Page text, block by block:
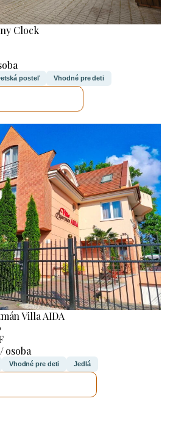
Clock
posteľ Vhodné pre deti
Villa AIDA
osoba
Vhodné pre deti Jedlá